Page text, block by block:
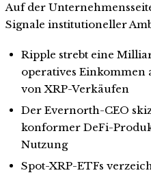
Auf der
Signale institutioneller
Ripple strebt eine
operatives
von XRP-Verkäufen
Der Evernorth-CEO
konformer DeFi-
Nutzung
Spot-XRP-ETFs